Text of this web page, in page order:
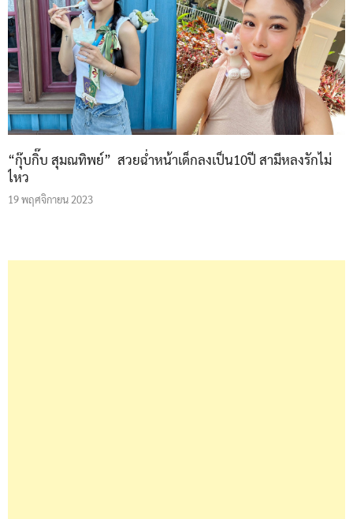
“กุ๊บกิ๊บ สุมณทิพย์” สวยฉ่ำหน้าเด็กลงเป็น10ปี สามีหลงรักไม่
ไหว
19 พฤศจิกายน 2023